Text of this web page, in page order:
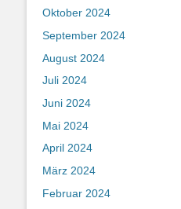
Oktober 2024
September 2024
August 2024
Juli 2024
Juni 2024
Mai 2024
April 2024
März 2024
Februar 2024